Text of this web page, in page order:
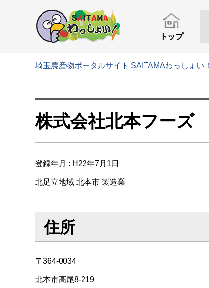
トップ
埼玉農産物ポータルサイト SAITAMAわっしょい！
株式会社北本フーズ
登録年月 : H22年7月1日
北足立地域 北本市 製造業
住所
〒364-0034
北本市高尾8-219